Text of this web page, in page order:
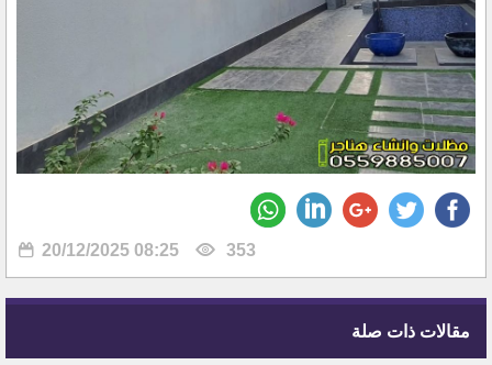
20/12/2025 08:25 353
مقالات ذات صلة